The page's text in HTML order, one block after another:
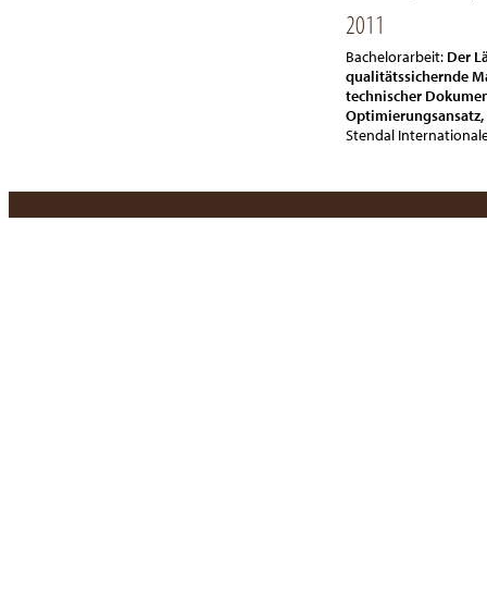
2011
Bachelorarbeit: Der
qualitätssichernde
technischer
Optimierungsansatz,
Stendal